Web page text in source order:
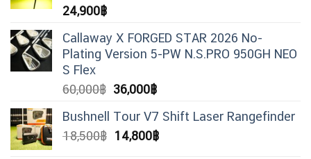
24,900฿
Callaway X FORGED STAR 2026 No-
Plating Version 5-PW N.S.PRO 950GH NEO
S Flex
60,000฿ Original
was:
60,000฿.
36,000฿Current
is:
36,000฿.
Bushnell Tour V7 Shift Laser Rangefinder
18,500฿ Original
14,800฿Current